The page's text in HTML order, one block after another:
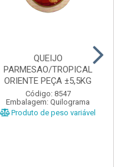
QUEIJO
PARMESAO/TROPICAL
ORIENTE PEÇA ±5,5KG
Código: 8547
Embalagem: Quilograma
Produto de peso variável